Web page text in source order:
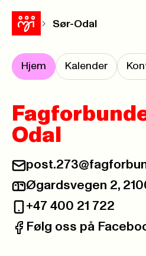
Sør-Odal
Hjem Kalender
Odal
E-post:
Postadresse:
Øgardsvegen 2,
Telefon:
+47 400 21 722
Facebook:
Følg oss på